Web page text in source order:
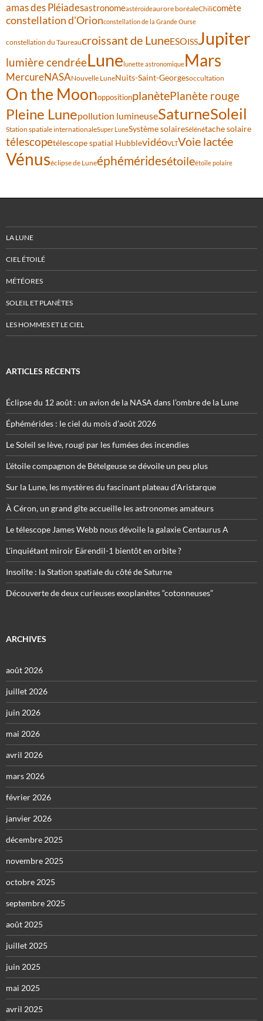
amas des Pléiadesastronomeastéroïdeaurore boréaleChilicomète
constellation d'Orionconstellation de la Grande Ourse
constellation du Taureaucroissant de LuneESOISSJupiter
lumière cendréeLunelunette astronomiqueMars
MercureNASANouvelle LuneNuits-Saint-Georgesoccultation
On the MoonoppositionplanètePlanète rouge
Pleine Lunepollution lumineuseSaturneSoleil
Station spatiale internationaleSuper LuneSystème solaireSélénétache solaire
télescopetélescope spatial HubblevidéoVLTVoie lactée
Vénuséclipse de Luneéphéméridesétoileétoile polaire
LA LUNE
CIEL ÉTOILÉ
MÉTÉORES
SOLEIL ET PLANÈTES
LES HOMMES ET LE CIEL
ARTICLES RÉCENTS
Éclipse du 12 août : un avion de la NASA dans l’ombre de la Lune
Éphémérides : le ciel du mois d’août 2026
Le Soleil se lève, rougi par les fumées des incendies
L’étoile compagnon de Bételgeuse se dévoile un peu plus
Sur la Lune, les mystères du fascinant plateau d’Aristarque
À Céron, un grand gîte accueille les astronomes amateurs
Le télescope James Webb nous dévoile la galaxie Centaurus A
L’inquiétant miroir Eärendil-1 bientôt en orbite ?
Insolite : la Station spatiale du côté de Saturne
Découverte de deux curieuses exoplanètes “cotonneuses”
ARCHIVES
août 2026
juillet 2026
juin 2026
mai 2026
avril 2026
mars 2026
février 2026
janvier 2026
décembre 2025
novembre 2025
octobre 2025
septembre 2025
août 2025
juillet 2025
juin 2025
mai 2025
avril 2025